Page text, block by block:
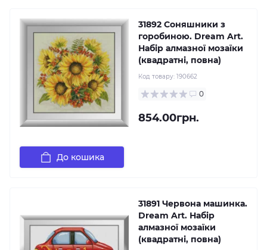
31892 Соняшники з
горобиною. Dream Art.
Набір алмазної мозаїки
(квадратні, повна)
Код товару: 190662
0
854.00грн.
До кошика
31891 Червона машинка.
Dream Art. Набір
алмазної мозаїки
(квадратні, повна)